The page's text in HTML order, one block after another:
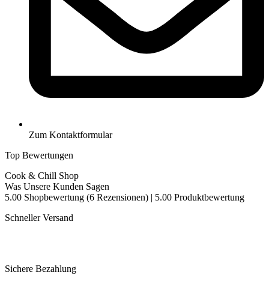
Zum Kontaktformular
Top Bewertungen
Cook & Chill Shop
Was Unsere Kunden Sagen
5.00 Shopbewertung (6 Rezensionen) | 5.00 Produktbewertung
Schneller Versand
Sichere Bezahlung